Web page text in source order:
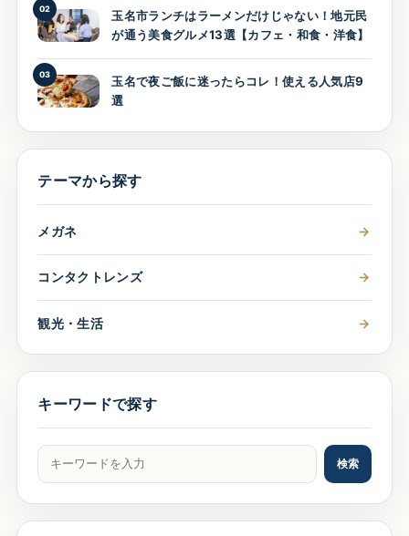
02
玉名市ランチはラーメンだけじゃない！地元民
が通う美食グルメ13選【カフェ・和食・洋食】
03
玉名で夜ご飯に迷ったらコレ！使える人気店9
選
テーマから探す
メガネ →
コンタクトレンズ →
観光・生活 →
キーワードで探す
記事をキーワードで検索 検索